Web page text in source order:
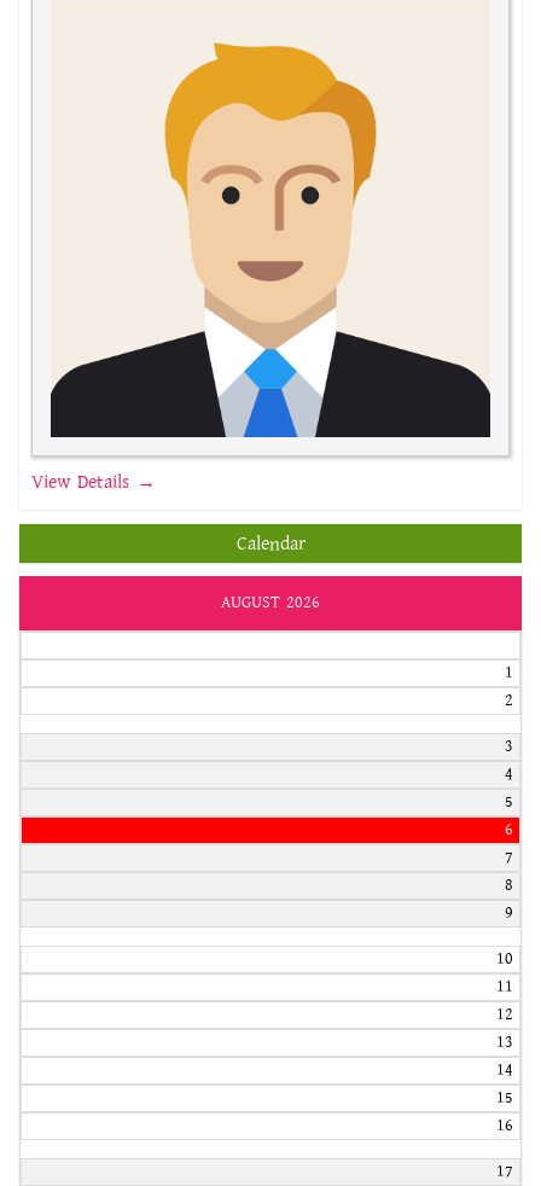
View Details →
Calendar
AUGUST 2026
1
2
3
4
5
6
7
8
9
10
11
12
13
14
15
16
17